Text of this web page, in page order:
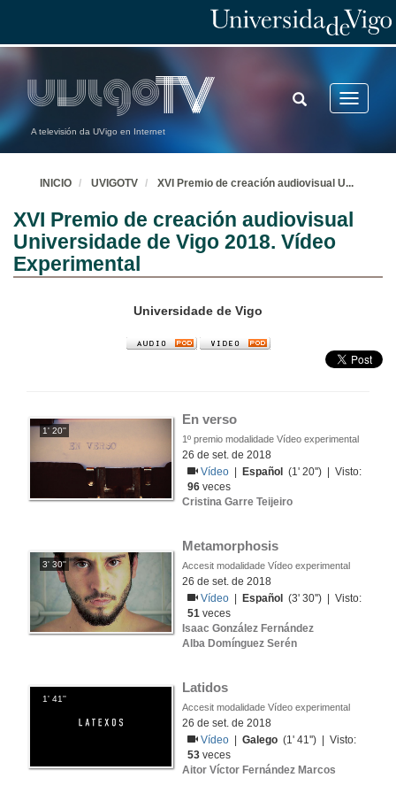
A televisión da UVigo en Internet
Toggle
TOGGLE
SEARCH
INICIO UVIGOTV XVI Premio de creación audiovisual U...
XVI Premio de creación audiovisual
Universidade de Vigo 2018. Vídeo
Experimental
Universidade de Vigo
1' 20''
En verso
1º premio modalidade Vídeo experimental
26 de set. de 2018
Vídeo
Español
(1' 20'') | Visto:
96 veces
Cristina Garre Teijeiro
3' 30''
Metamorphosis
Accesit modalidade Vídeo experimental
26 de set. de 2018
Vídeo
Español
(3' 30'') | Visto:
51 veces
Isaac González Fernández
Alba Domínguez Serén
1' 41''
Latidos
Accesit modalidade Vídeo experimental
26 de set. de 2018
Vídeo
|Galego (1' 41'') | Visto:
53 veces
Aitor Víctor Fernández Marcos